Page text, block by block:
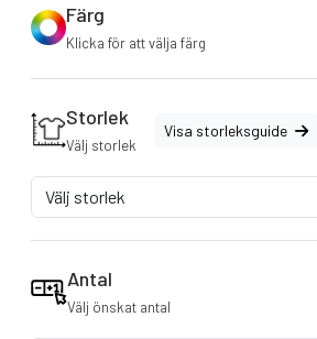
Förstärkt vid alla stresspunkter
Slim fit design för exceptionell komfort
Färg
Klicka för att välja färg
Storlek
Välj storlek
Visa storleksguide
Antal
Välj önskat antal